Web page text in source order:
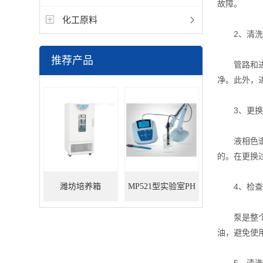
化工原料
推荐产品
潍坊培养箱 MP521型实验室PH
故障。
2、清洗
管路和进
净。此外，
3、更换
液相色谱
的。在更换
4、检查
泵是整个
油，避免使